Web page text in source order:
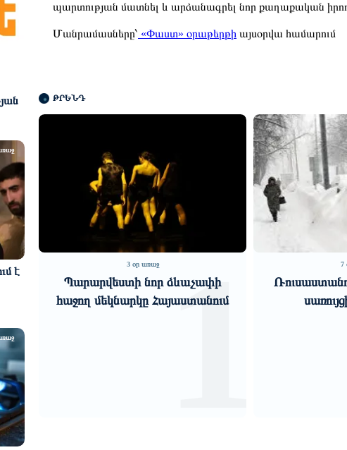
է
պարտության մատնել և արձանագրել նոր քաղաքական
Մանրամասները՝ «Փաստ» օրաթերթի այսօրվա համարում
ԹՐԵՆԴ
7 օր առաջ
Ռուսաստանում կսկսեն ձյան և
սառույցի մակնշումը2
խորացող